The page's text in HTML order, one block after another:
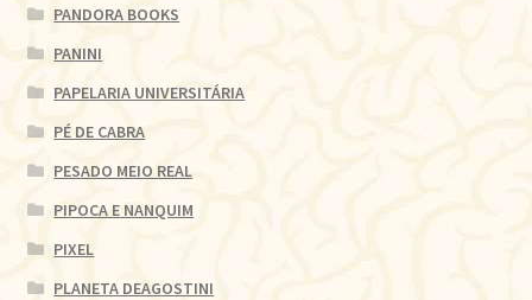
PANDORA BOOKS
PANINI
PAPELARIA UNIVERSITÁRIA
PÉ DE CABRA
PESADO MEIO REAL
PIPOCA E NANQUIM
PIXEL
PLANETA DEAGOSTINI